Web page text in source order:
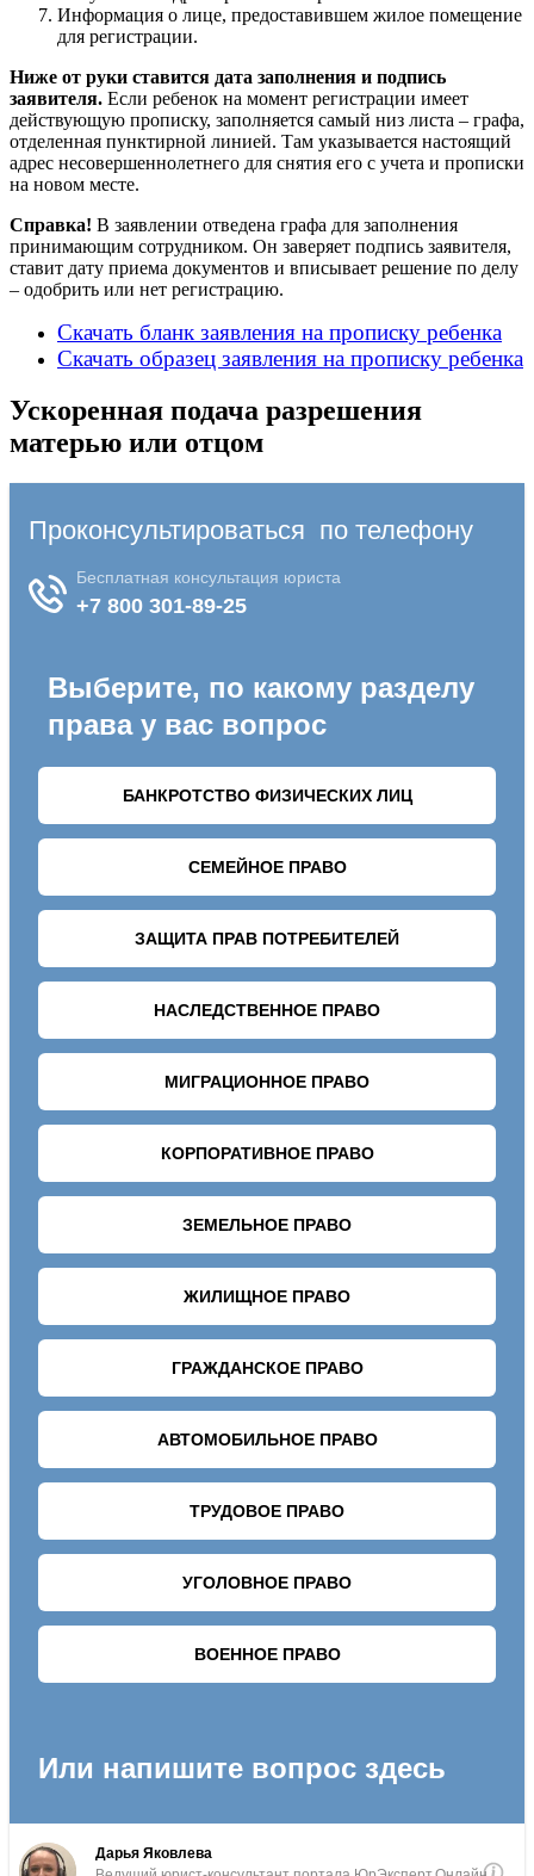
Информация о лице, предоставившем жилое помещение
для регистрации.
Ниже от руки ставится дата заполнения и подпись
заявителя. Если ребенок на момент регистрации имеет
действующую прописку, заполняется самый низ листа – графа,
отделенная пунктирной линией. Там указывается настоящий
адрес несовершеннолетнего для снятия его с учета и прописки
на новом месте.
Справка! В заявлении отведена графа для заполнения
принимающим сотрудником. Он заверяет подпись заявителя,
ставит дату приема документов и вписывает решение по делу
– одобрить или нет регистрацию.
Скачать бланк заявления на прописку ребенка
Скачать образец заявления на прописку ребенка
Ускоренная подача разрешения
матерью или отцом